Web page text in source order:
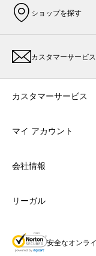
ショップを探す
カスタマーサービス
カスタマーサービス
マイ アカウント
会社情報
リーガル
安全なオンラ